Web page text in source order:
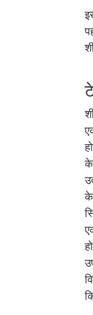
के